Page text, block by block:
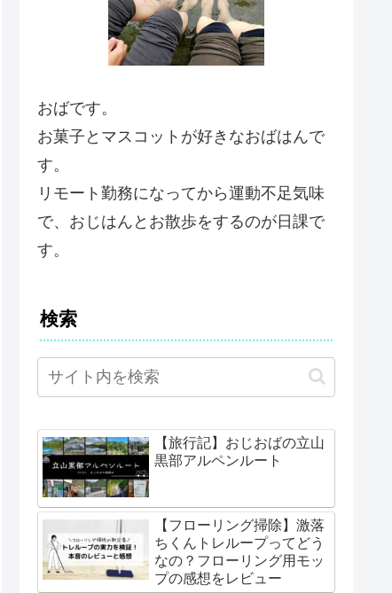
おばです。
お菓子とマスコットが好きなおばはんで
す。
リモート勤務になってから運動不足気味
で、おじはんとお散歩をするのが日課で
す。
検索
【旅行記】おじおばの立山
黒部アルペンルート
【フローリング掃除】激落
ちくんトレループってどう
なの？フローリング用モッ
プの感想をレビュー